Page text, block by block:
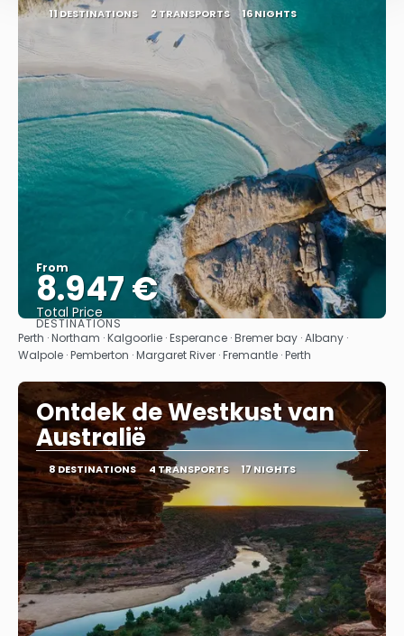
11 DESTINATIONS 2 TRANSPORTS 16 NIGHTS
From
8.947 €
Total Price
See
DESTINATIONS
Perth · Northam · Kalgoorlie · Esperance · Bremer bay · Albany ·
Walpole · Pemberton · Margaret River · Fremantle · Perth
Ontdek de Westkust van
Australië
8 DESTINATIONS 4 TRANSPORTS 17 NIGHTS